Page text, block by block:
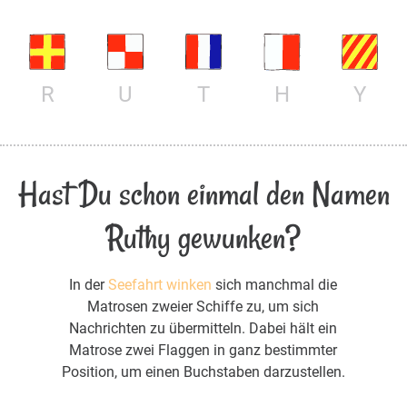
R U T H Y
Hast Du schon einmal den Namen
Ruthy gewunken?
In derSeefahrt winken sich manchmal die
Matrosen zweier Schiffe zu, um sich
Nachrichten zu übermitteln. Dabei hält ein
Matrose zwei Flaggen in ganz bestimmter
Position, um einen Buchstaben darzustellen.